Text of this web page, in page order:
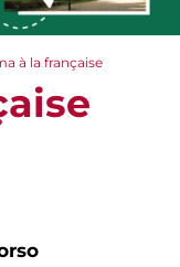
à la française